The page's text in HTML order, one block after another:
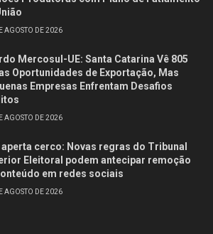
AGOSTO DE 2026
Mercosul-UE: Santa Catarina Vê 805
Oportunidades de Exportação, Mas
Empresas Enfrentam Desafios
AGOSTO DE 2026
aperta cerco: Novas regras do Tribunal
Eleitoral podem antecipar remoção
em redes sociais
AGOSTO DE 2026